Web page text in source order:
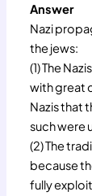
Answer
Nazi
the jews:
(1) The
with great
Nazis that
such were
(2) The
because
fully